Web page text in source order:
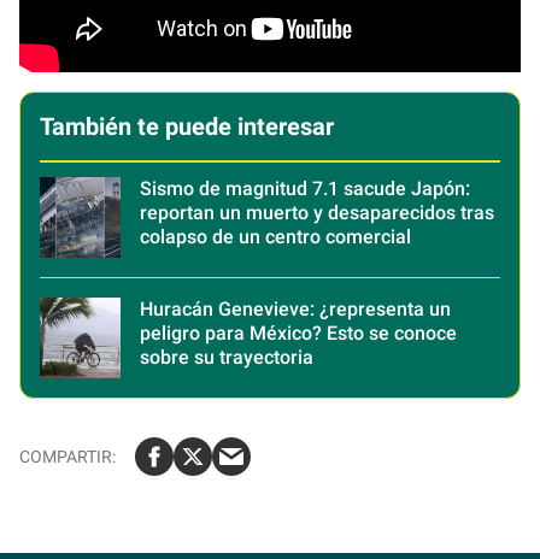
También te puede interesar
Sismo de magnitud 7.1 sacude Japón:
reportan un muerto y desaparecidos tras
colapso de un centro comercial
Huracán Genevieve: ¿representa un
peligro para México? Esto se conoce
sobre su trayectoria